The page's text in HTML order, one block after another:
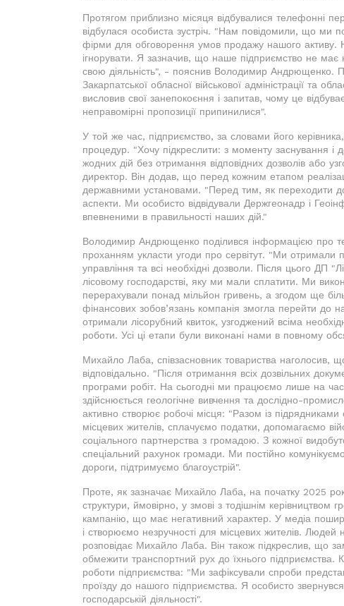
Протягом приблизно місяця відбувалися телефонні
відбулася особиста зустріч. "Нам повідомили, що ми
фірми для обговорення умов продажу нашого
ігнорувати. Я зазначив, що наше підприємство не
свою діяльність", - пояснив Володимир Андрющенко.
Закарпатської обласної військової адміністрації та
висловив свої занепокоєння і запитав, чому це
неправомірні пропозиції припинилися".
У той же час, підприємство, за словами його
процедур. "Хочу підкреслити: з моменту заснування
жодних дій без отримання відповідних дозволів або
директор. Він додав, що перед кожним етапом
державними установами. "Перед тим, як переходити
аспекти. Ми особисто відвідували Держгеонадр і
впевненими в правильності наших дій."
Володимир Андрющенко поділився інформацією про
проханням укласти угоди про сервітут. "Ми отримали
управління та всі необхідні дозволи. Після цього ДП
лісовому господарстві, яку ми мали сплатити. Ми
перерахували понад мільйон гривень, а згодом ще
фінансових зобов’язань компанія змогла перейти до
отримали лісорубний квиток, узгоджений всіма
роботи. Усі ці етапи були виконані нами в повному
Михайло Лаба, співзасновник товариства наголосив,
відповідально. "Після отримання всіх дозвільних
програми робіт. На сьогодні ми працюємо лише на
здійснюється геологічне вивчення та дослідно-
активно створює робочі місця: "Разом із
місцевих жителів, сплачуємо податки, допомагаємо
соціального партнерства з громадою. З кожної
спеціальний рахунок громади. Ми постійно
дороги, підтримуємо благоустрій".
Проте, як зазначає Михайло Лаба, на початку 2025
структури, ймовірно, у змові з тодішнім керівництвом
кампанію, що має негативний характер. У медіа
і створюємо незручності для місцевих жителів. Людей
розповідає Михайло Лаба. Він також підкреслив, що
обмежити транспортний рух до їхнього підприємства.
роботи підприємства: "Ми зафіксували спроби
проїзду до нашого підприємства. Я особисто
господарській діяльності".